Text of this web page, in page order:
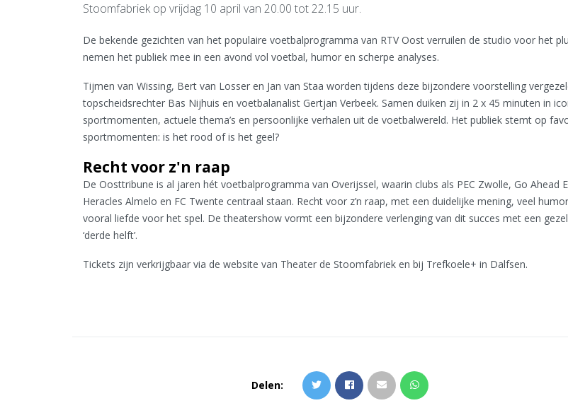
Stoomfabriek op vrijdag 10 april van 20.00 tot 22.15 uur.
De bekende gezichten van het populaire voetbalprogramma van RTV Oost verruilen de studio voor het
nemen het publiek mee in een avond vol voetbal, humor en scherpe analyses.
Tijmen van Wissing, Bert van Losser en Jan van Staa worden tijdens deze bijzondere voorstelling
topscheidsrechter Bas Nijhuis en voetbalanalist Gertjan Verbeek. Samen duiken zij in 2 x 45 minuten in
sportmomenten, actuele thema’s en persoonlijke verhalen uit de voetbalwereld. Het publiek stemt op
sportmomenten: is het rood of is het geel?
Recht voor z'n raap
De Oosttribune is al jaren hét voetbalprogramma van Overijssel, waarin clubs als PEC Zwolle, Go Ahead
Heracles Almelo en FC Twente centraal staan. Recht voor z’n raap, met een duidelijke mening, veel
vooral liefde voor het spel. De theatershow vormt een bijzondere verlenging van dit succes met een
‘derde helft’.
Tickets zijn verkrijgbaar via de website van Theater de Stoomfabriek en bij Trefkoele+ in Dalfsen.
Delen: